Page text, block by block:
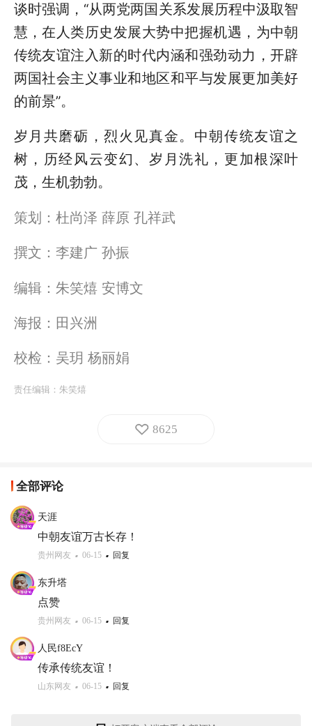
谈时强调，“从两党两国关系发展历程中汲取智
慧，在人类历史发展大势中把握机遇，为中朝
传统友谊注入新的时代内涵和强劲动力，开辟
两国社会主义事业和地区和平与发展更加美好
的前景”。
岁月共磨砺，烈火见真金。中朝传统友谊之
树，历经风云变幻、岁月洗礼，更加根深叶
茂，生机勃勃。
策划：杜尚泽 薛原 孔祥武
撰文：李建广 孙振
编辑：朱笑熺 安博文
海报：田兴洲
校检：吴玥 杨丽娟
责任编辑： 朱笑熺
8625
全部评论
天涯
中朝友谊万古长存！
贵州网友 06-15 回复
东升塔
点赞
贵州网友 06-15 回复
人民f8EcY
传承传统友谊！
山东网友 06-15 回复